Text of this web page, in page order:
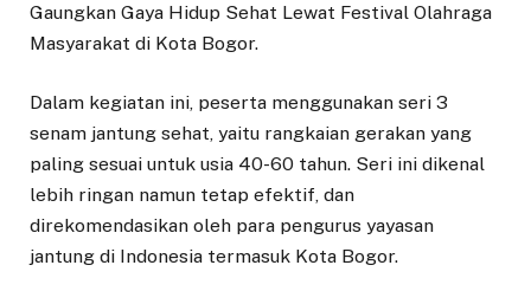
Gaungkan Gaya Hidup Sehat Lewat Festival Olahraga
Masyarakat di Kota Bogor.
Dalam kegiatan ini, peserta menggunakan seri 3
senam jantung sehat, yaitu rangkaian gerakan yang
paling sesuai untuk usia 40-60 tahun. Seri ini dikenal
lebih ringan namun tetap efektif, dan
direkomendasikan oleh para pengurus yayasan
jantung di Indonesia termasuk Kota Bogor.